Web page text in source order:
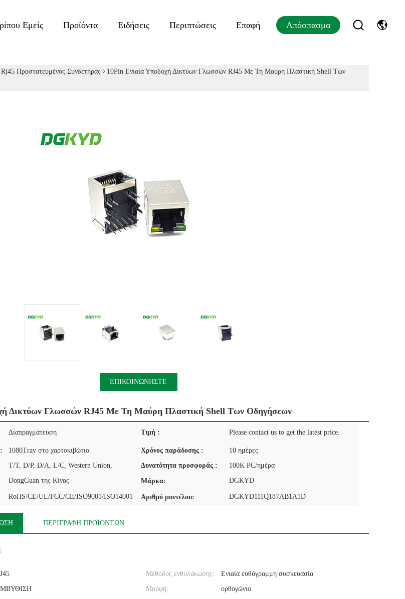
Εμείς Προϊόντα Ειδήσεις Περιπτώσεις Επαφή Απόσπασμα
Rj45 Προστατευμένος Συνδετήρας
10Pin Ενιαία Υποδοχή Δικτύων Γλωσσών RJ45 Με Τη Μαύρη Πλαστική Shell Των
ΕΠΙΚΟΙΝΩΝΉΣΤΕ
Δικτύων Γλωσσών RJ45 Με Τη Μαύρη Πλαστική Shell Των Οδηγήσεων
Διαπραγμάτευση Τιμή : Please contact us to get the latest price.
1080Tray στο χαρτοκιβώτιο Χρόνος παράδοσης :
10 ημέρες
T/T, D/P, D/A, L/C, Western Union, Δυνατότητα προσφοράς : 100K PC/ημέρα
DongGuan της Κίνας Μάρκα: DGKYD
RoHS/CE/UL/FCC/CE/ISO9001/ISO14001 Αριθμό μοντέλου: DGKYD111Q187AB1A1D
ΠΕΡΙΓΡΑΦΉ ΠΡΟΪΌΝΤΩΝ
Μέθοδος ενθυλάκωσης:
Ενιαία ευθύγραμμη συσκευασία
Μορφή: ορθογώνιο